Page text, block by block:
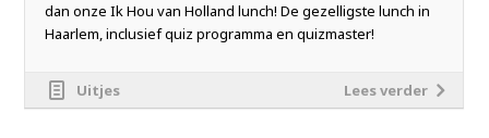
dan onze Ik Hou van Holland lunch! De gezelligste lunch in
Haarlem, inclusief quiz programma en quizmaster!
Lees verder
Uitjes